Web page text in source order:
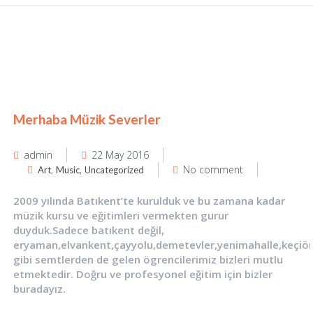
Merhaba Müzik Severler
admin 22 May 2016
Art,Music,Uncategorized No comment
2009 yılında Batıkent’te kurulduk ve bu zamana kadar
müzik kursu ve eğitimleri vermekten gurur
duyduk.Sadece batıkent değil,
gibi semtlerden de gelen ögrencilerimiz bizleri mutlu
etmektedir. Doğru ve profesyonel eğitim için bizler
buradayız.